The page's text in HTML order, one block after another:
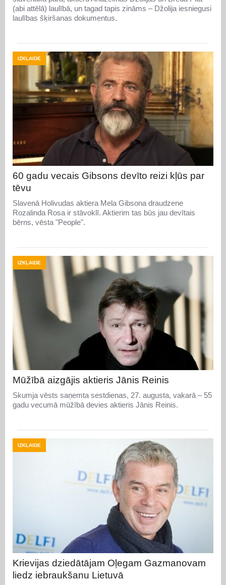
(abi attēlā) laulībā, un tagad tapis zināms – Džolija iesniegusi
laulības šķiršanas dokumentus.
IZKLAIDE
60 gadu vecais Gibsons devīto reizi kļūs par
tēvu
Slavenā Holivudas aktiera Mela Gibsona draudzene
Rozalinda Rosa ir stāvoklī. Aktierim tas būs jau devītais
bērns, vēsta "People".
IZKLAIDE
Mūžībā aizgājis aktieris Jānis Reinis
Skumja vēsts saņemta sestdienas, 27. augusta, vakarā – 55
gadu vecumā mūžībā devies aktieris Jānis Reinis.
IZKLAIDE
Krievijas dziedātājam Oļegam Gazmanovam
liedz iebraukšanu Lietuvā